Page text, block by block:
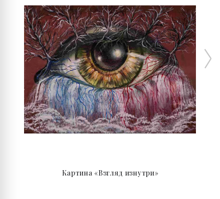
Картина «Взгляд изнутри»